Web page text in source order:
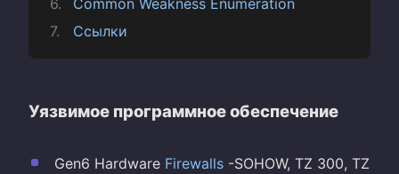
Common Weakness Enumeration
Ссылки
Уязвимое программное обеспечение
Gen6 Hardware Firewalls-SOHOW, TZ 300, TZ